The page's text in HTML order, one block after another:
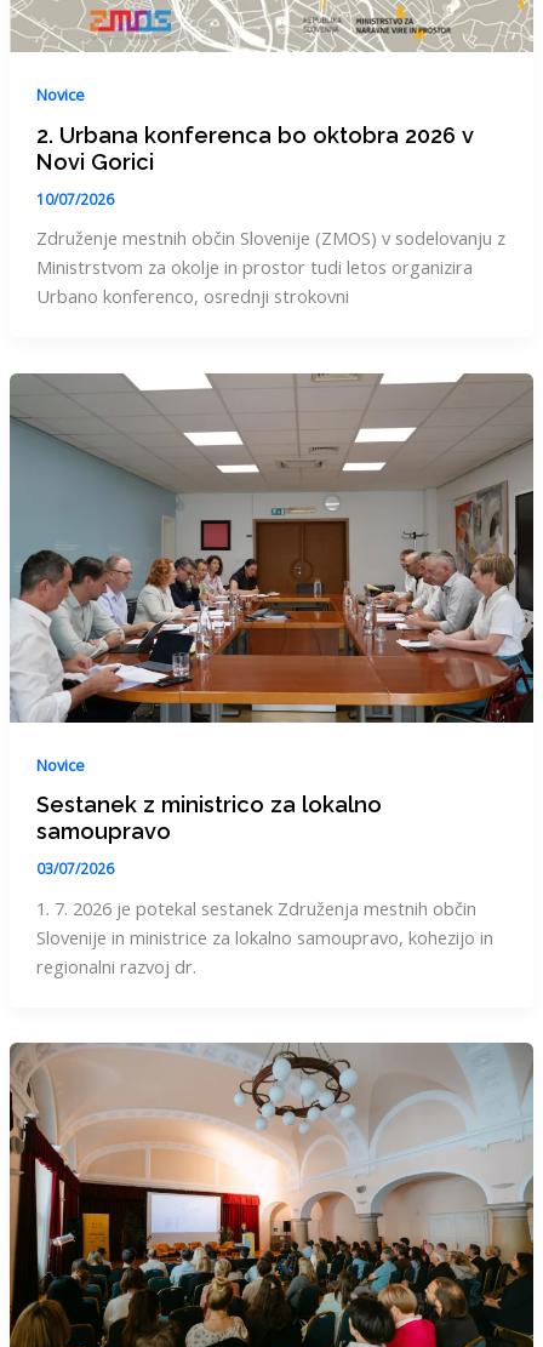
Novice
2. Urbana konferenca bo oktobra 2026 v
Novi Gorici
10/07/2026
Združenje mestnih občin Slovenije (ZMOS) v sodelovanju z
Ministrstvom za okolje in prostor tudi letos organizira
Urbano konferenco, osrednji strokovni
Novice
Sestanek z ministrico za lokalno
samoupravo
03/07/2026
1. 7. 2026 je potekal sestanek Združenja mestnih občin
Slovenije in ministrice za lokalno samoupravo, kohezijo in
regionalni razvoj dr.